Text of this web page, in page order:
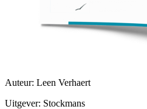
Auteur: Leen Verhaert
Uitgever: Stockmans